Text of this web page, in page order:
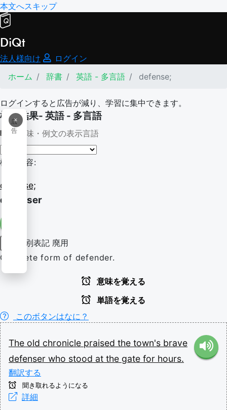
本文へスキップ
DiQt
法人様向け
ログイン
ホーム
辞書 英語 - 多言語 defense;
ログインすると広告が減り、学習に集中できます。
×
広
告
検索結果- 英語 - 多言語
意味・例文の表示言語
検索内容:
defense;
defenser
別表記 廃用
Obsolete form of defender.
意味を覚える
単語を覚える
このボタンはなに？
The old chronicle praised the town's brave
defenser who stood at the gate for hours.
翻訳する
聞き取れるようになる
詳細